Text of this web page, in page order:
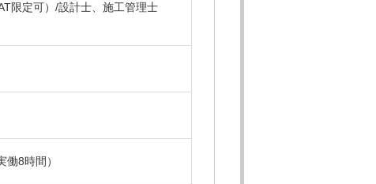
限定可）/設計士、施工管理士
8時間）